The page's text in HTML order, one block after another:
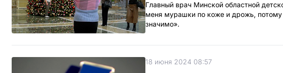
Главный врач Минской областной
меня мурашки по коже и дрожь, потому
значимо».
18 июня 2024 08:57